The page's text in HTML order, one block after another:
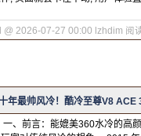
@ 2026-07-27 00:00 lzhdim 阅
年最帅风冷！酷冷至尊V8
一、前言：能媲美360水冷的高